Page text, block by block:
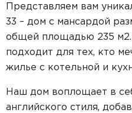
Представляем вам
33 – дом с мансардой
общей площадью 235 м2.
подходит для тех, кто
жилье с котельной и
Наш дом воплощает в
английского стиля,